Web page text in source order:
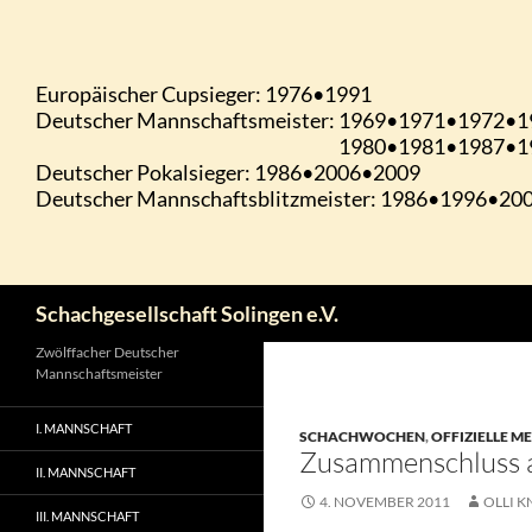
Schachgesellschaft Solingen e.V.
SCHACHWOCHEN,OFFIZIELLE
Zusammenschluss
4. NOVEMBER 2011 OLLI
Zwölffacher Deutscher
Mannschaftsmeister
I. MANNSCHAFT
II. MANNSCHAFT
III. MANNSCHAFT